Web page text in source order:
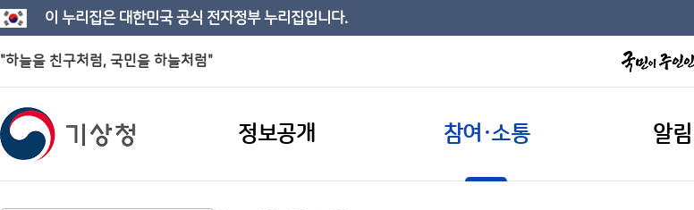
이 누리집은 대한민국 공식 전자정부 누리집입니다.
"하늘을 친구처럼, 국민을 하늘처럼"
정보공개 참여·소통 알